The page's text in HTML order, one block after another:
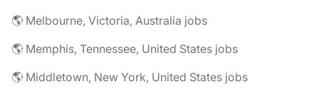
🌎 Melbourne, Victoria, Australia jobs
🌎 Memphis, Tennessee, United States jobs
🌎 Middletown, New York, United States jobs